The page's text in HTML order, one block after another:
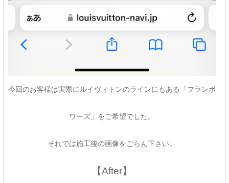
今回のお客様は実際にルイヴィトンのラインにもある「フランボ
ワーズ」をご希望でした。
それでは施工後の画像をごらん下さい。
【After】